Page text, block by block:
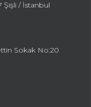
Şişli / İstanbul
Sokak No:20